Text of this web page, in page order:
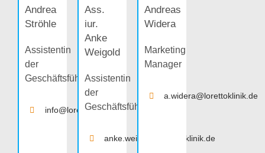
Andrea
Ströhle
Assistentin
der
Geschäftsführung
info@lorettoklinik.de
Ass.
iur.
Anke
Weigold
Assistentin
der
Geschäftsführung
anke.weigold@lorettoklinik.de
Andreas
Widera
Marketing
Manager
a.widera@lorettoklinik.de